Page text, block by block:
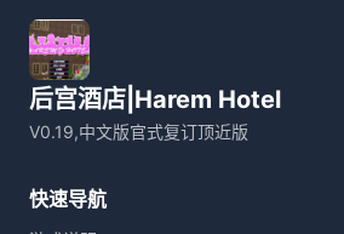
后宫酒店|Harem Hotel
V0.19,中文版官式复订顶近版
快速导航